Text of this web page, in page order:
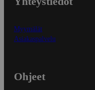
Myymälät
Asiakaspalvelu
Ohjeet